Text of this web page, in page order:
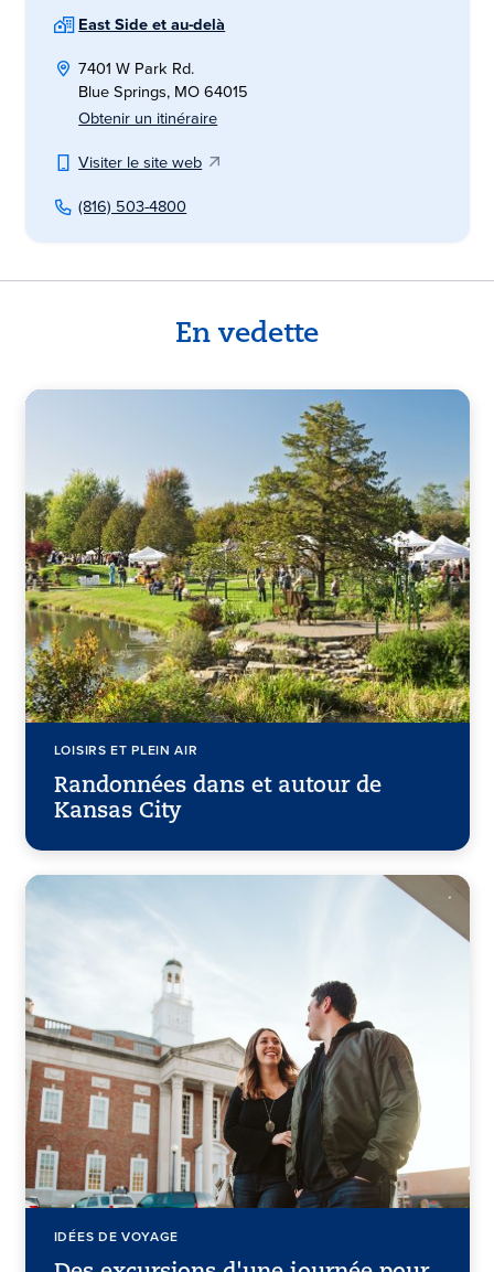
East Side et au-delà
7401 W Park Rd.
Blue Springs, MO 64015
Obtenir un itinéraire
Visiter le site web
(816) 503-4800
En vedette
LOISIRS ET PLEIN AIR
Randonnées dans et autour de
Kansas City
IDÉES DE VOYAGE